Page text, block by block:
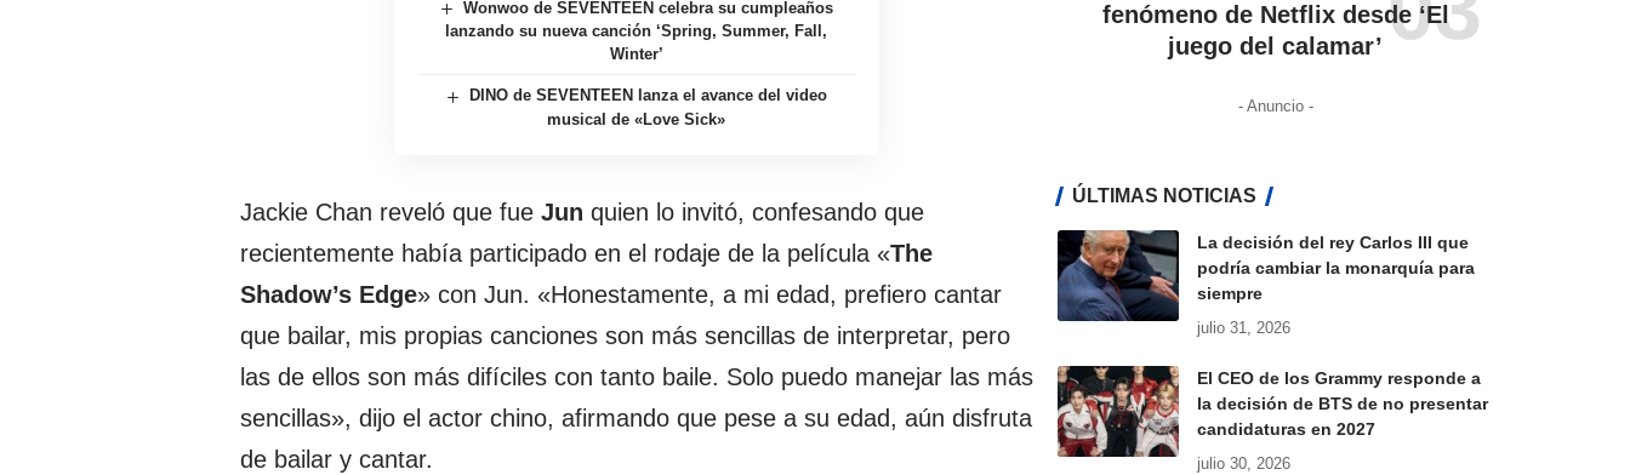
Wonwoo de SEVENTEEN celebra su cumpleaños
lanzando su nueva canción ‘Spring, Summer, Fall,
Winter’
DINO de SEVENTEEN lanza el avance del video
musical de «Love Sick»
Jackie Chan reveló que fue Jun quien lo invitó, confesando que
recientemente había participado en el rodaje de la película «The
Shadow’s Edge» con Jun. «Honestamente, a mi edad, prefiero cantar
que bailar, mis propias canciones son más sencillas de interpretar, pero
las de ellos son más difíciles con tanto baile. Solo puedo manejar las más
sencillas», dijo el actor chino, afirmando que pese a su edad, aún disfruta
de bailar y cantar.
fenómeno de Netflix desde ‘El
juego del calamar’
- Anuncio -
ÚLTIMAS NOTICIAS
La decisión del rey Carlos III que
podría cambiar la monarquía para
siempre
julio 31, 2026
El CEO de los Grammy responde a
la decisión de BTS de no presentar
candidaturas en 2027
julio 30, 2026